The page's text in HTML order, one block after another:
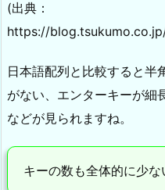
(出典：
https://
日本語配列と比較すると半
がない、エンターキーが細
などが見られますね。
キーの数も全体的に少な